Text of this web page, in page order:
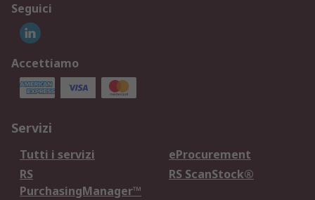
Seguici
Accettiamo
Servizi
Tutti i servizi
eProcurement
RS
PurchasingManager™
RS ScanStock®